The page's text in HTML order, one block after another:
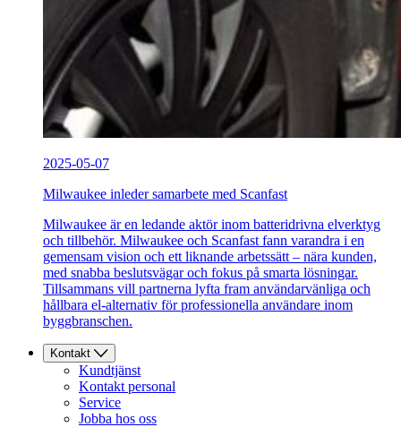
2025-05-07
Milwaukee inleder samarbete med Scanfast
Milwaukee är en ledande aktör inom batteridrivna elverktyg
och tillbehör. Milwaukee och Scanfast fann varandra i en
gemensam vision och ett liknande arbetssätt – nära kunden,
med snabba beslutsvägar och fokus på smarta lösningar.
Tillsammans vill partnerna lyfta fram användarvänliga och
hållbara el-alternativ för professionella användare inom
byggbranschen.
Kontakt
Kundtjänst
Kontakt personal
Service
Jobba hos oss